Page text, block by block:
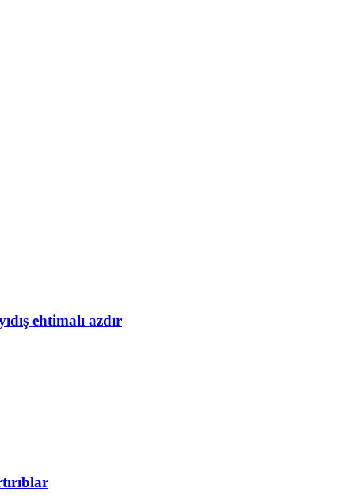
ehtimalı azdır